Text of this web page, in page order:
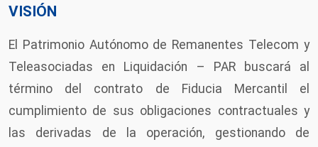
VISIÓN
El Patrimonio Autónomo de Remanentes Telecom y
Teleasociadas en Liquidación – PAR buscará al
término del contrato de Fiducia Mercantil el
cumplimiento de sus obligaciones contractuales y
las derivadas de la operación, gestionando de